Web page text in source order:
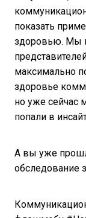
показать
здоровью. Мы
максимально
здоровье
но уже сейчас
попали в
А вы уже
обследование